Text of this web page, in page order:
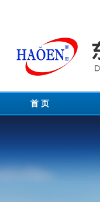
首 页